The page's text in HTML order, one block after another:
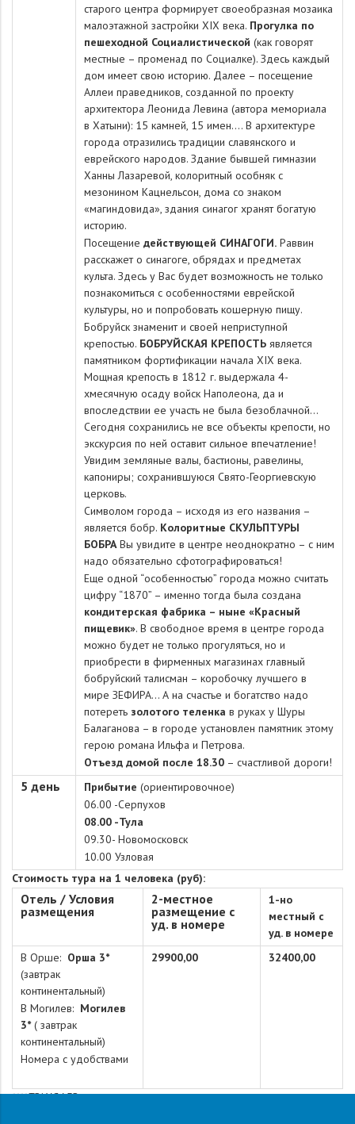
старого центра формирует своеобразная мозаика
малоэтажной застройки XIX века. Прогулка по
пешеходной Социалистической (как говорят
местные – променад по Социалке). Здесь каждый
дом имеет свою историю. Далее – посещение
Аллеи праведников, созданной по проекту
архитектора Леонида Левина (автора мемориала
в Хатыни): 15 камней, 15 имен…. В архитектуре
города отразились традиции славянского и
еврейского народов. Здание бывшей гимназии
Ханны Лазаревой, колоритный особняк с
мезонином Кацнельсон, дома со знаком
«магиндовида», здания синагог хранят богатую
историю.
Посещение действующей СИНАГОГИ. Раввин
расскажет о синагоге, обрядах и предметах
культа. Здесь у Вас будет возможность не только
познакомиться с особенностями еврейской
культуры, но и попробовать кошерную пищу.
Бобруйск знаменит и своей неприступной
крепостью. БОБРУЙСКАЯ КРЕПОСТЬ является
памятником фортификации начала ХIX века.
Мощная крепость в 1812 г. выдержала 4-
хмесячную осаду войск Наполеона, да и
впоследствии ее участь не была безоблачной...
Сегодня сохранились не все объекты крепости, но
экскурсия по ней оставит сильное впечатление!
Увидим земляные валы, бастионы, равелины,
капониры; сохранившуюся Свято-Георгиевскую
церковь.
Символом города – исходя из его названия –
является бобр. Колоритные СКУЛЬПТУРЫ
БОБРА Вы увидите в центре неоднократно – с ним
надо обязательно сфотографироваться!
Еще одной “особенностью” города можно считать
цифру “1870” – именно тогда была создана
кондитерская фабрика – ныне «Красный
пищевик». В свободное время в центре города
можно будет не только прогуляться, но и
приобрести в фирменных магазинах главный
бобруйский талисман – коробочку лучшего в
мире ЗЕФИРА… А на счастье и богатство надо
потереть золотого теленка в руках у Шуры
Балаганова – в городе установлен памятник этому
герою романа Ильфа и Петрова.
Отъезд домой после 18.30 – счастливой дороги!
5 день Прибытие (ориентировочное)
06.00 -Серпухов
08.00 -Тула
09.30- Новомосковск
10.00 Узловая
Стоимость тура на 1 человека (руб):
Отель / Условия
размещения
2-местное
размещение с
уд. в номере
1-но
местный с
уд. в номере
В Орше: Орша 3*
(завтрак
континентальный)
В Могилев: Могилев
3*( завтрак
континентальный)
Номера с удобствами
29900,00 32400,00
****ТРАНСФЕР